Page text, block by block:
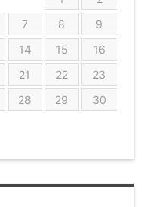
7 8
9
14 15
16
21 22
23
28 29
30